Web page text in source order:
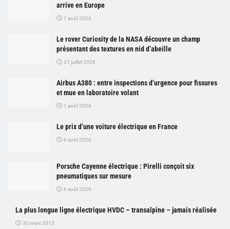
arrive en Europe
1 août 2026
Le rover Curiosity de la NASA découvre un champ
présentant des textures en nid d’abeille
31 juillet 2026
Airbus A380 : entre inspections d’urgence pour fissures
et mue en laboratoire volant
1 août 2026
Le prix d’une voiture électrique en France
6 août 2026
Porsche Cayenne électrique : Pirelli conçoit six
pneumatiques sur mesure
6 août 2026
La plus longue ligne électrique HVDC – transalpine – jamais réalisée
30 mars 2015